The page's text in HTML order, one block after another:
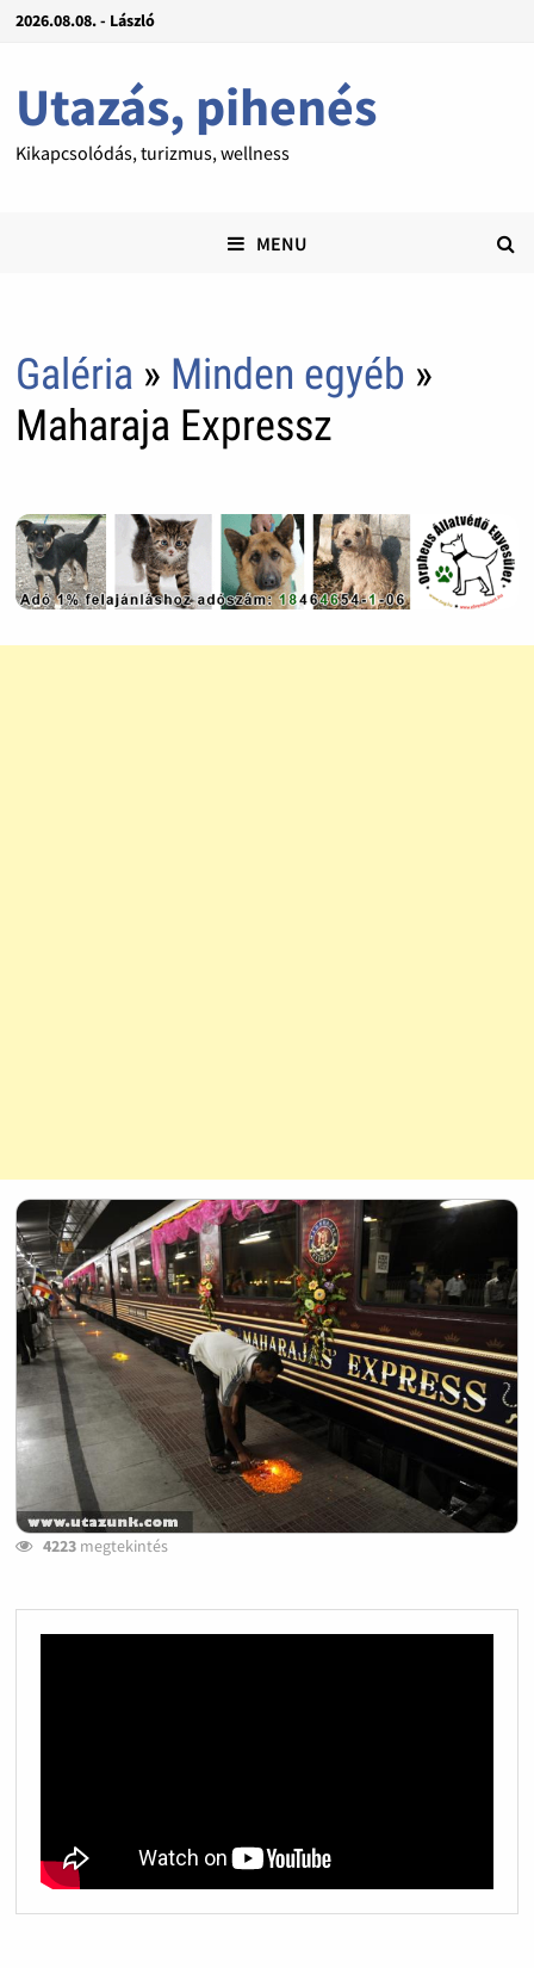
2026.08.08. - László
Utazás, pihenés
Kikapcsolódás, turizmus, wellness
MENU
Galéria » Minden egyéb »
Maharaja Expressz
4223megtekintés